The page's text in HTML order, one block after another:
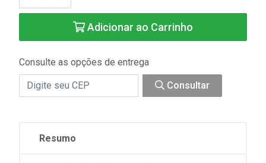
Adicionar ao Carrinho
Consulte as opções de entrega
Consultar
Resumo